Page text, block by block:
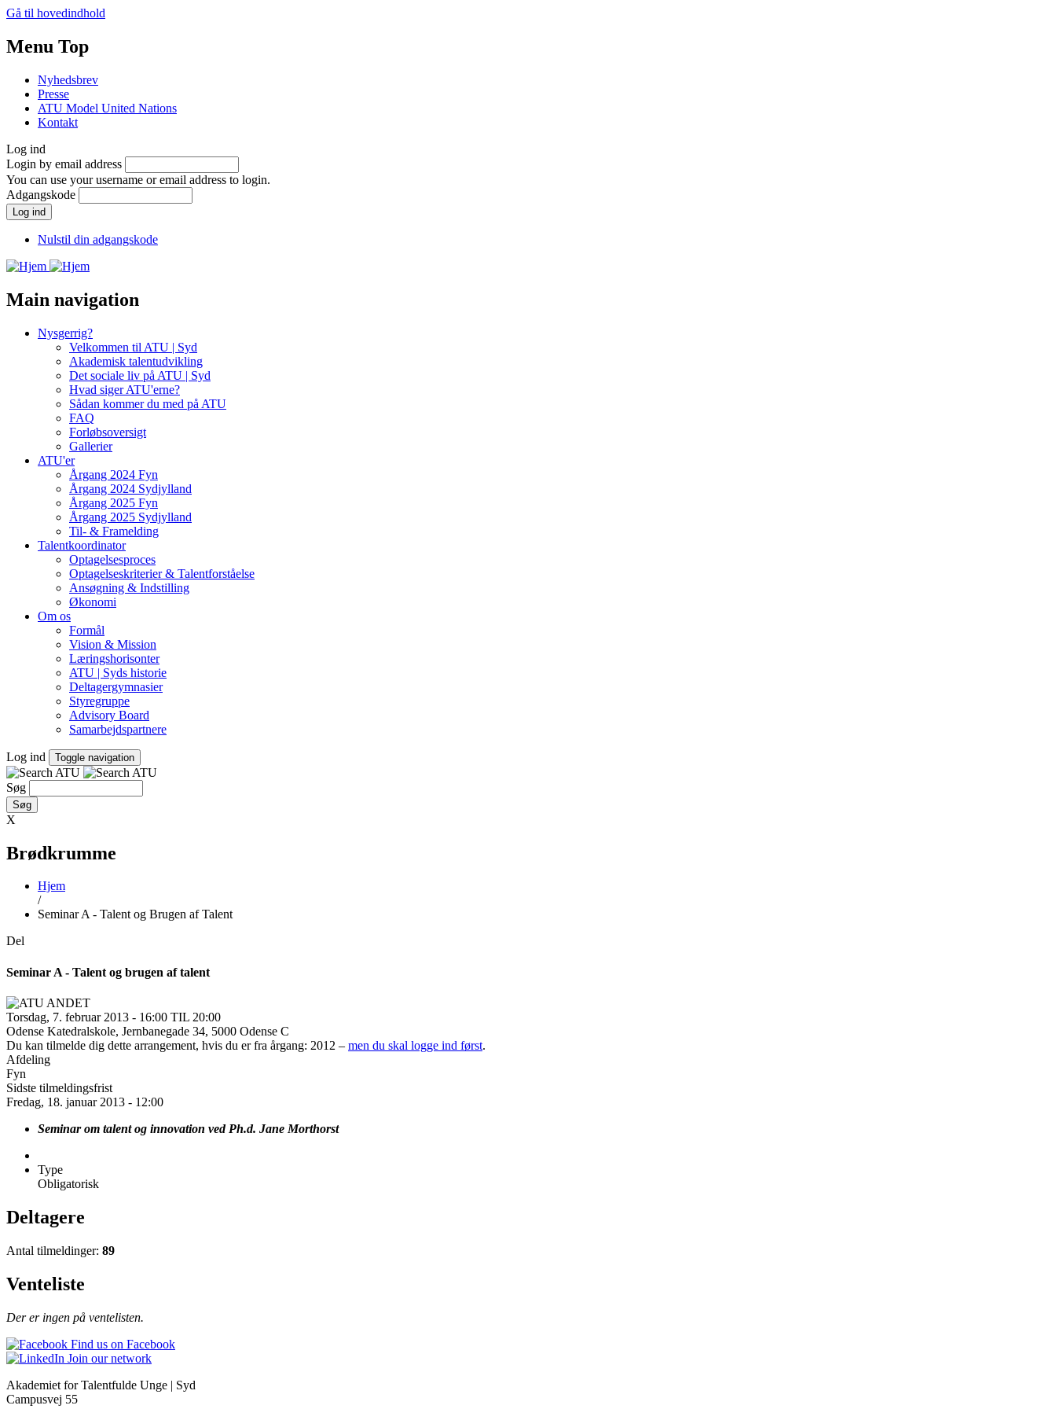
Gå til hovedindhold
Menu Top
Nyhedsbrev
Presse
ATU Model United Nations
Kontakt
Log ind
Login by email address
You can use your username or email address to login.
Adgangskode
Nulstil din adgangskode
Main navigation
Nysgerrig?
Velkommen til ATU | Syd
Akademisk talentudvikling
Det sociale liv på ATU | Syd
Hvad siger ATU'erne?
Sådan kommer du med på ATU
FAQ
Forløbsoversigt
Gallerier
ATU'er
Årgang 2024 Fyn
Årgang 2024 Sydjylland
Årgang 2025 Fyn
Årgang 2025 Sydjylland
Til- & Framelding
Talentkoordinator
Optagelsesproces
Optagelseskriterier & Talentforståelse
Ansøgning & Indstilling
Økonomi
Om os
Formål
Vision & Mission
Læringshorisonter
ATU | Syds historie
Deltagergymnasier
Styregruppe
Advisory Board
Samarbejdspartnere
Log ind Toggle navigation
Søg
X
Brødkrumme
Hjem
/
Seminar A - Talent og Brugen af Talent
Del
Seminar A - Talent og brugen af talent
Torsdag, 7. februar 2013 - 16:00 TIL 20:00
Odense Katedralskole, Jernbanegade 34, 5000 Odense C
Du kan tilmelde dig dette arrangement, hvis du er fra årgang: 2012 – men du skal logge ind først.
Afdeling
Fyn
Sidste tilmeldingsfrist
Fredag, 18. januar 2013 - 12:00
Seminar om talent og innovation ved Ph.d. Jane Morthorst
Type
Obligatorisk
Deltagere
Antal tilmeldinger: 89
Venteliste
Der er ingen på ventelisten.
Find us on Facebook
Join our network
Akademiet for Talentfulde Unge | Syd
Campusvej 55